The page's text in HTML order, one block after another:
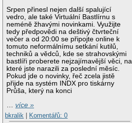
Srpen přinesl nejen další spalující
vedro, ale také Virtuální Bastlírnu s
neméně žhavými novinkami. Využijte
tedy předpovědi na deštivý čtvrteční
večer a od 20:00 se připojte online k
tomuto neformálnímu setkání kutilů,
techniků a vědců, kde se strahovskými
bastlíři proberete nejzajímavější věci, na
které jste narazili za poslední měsíc.
Pokud jde o novinky, řeč zcela jistě
přijde na systém INDX pro tiskárny
Průša, který na konci
…více »
bkralik
Komentářů: 0